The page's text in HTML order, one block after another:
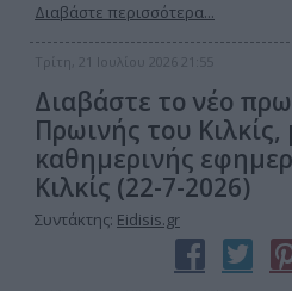
Διαβάστε περισσότερα...
Τρίτη, 21 Ιουλίου 2026 21:55
Διαβάστε το νέο
Πρωινής του Κιλκίς,
καθημερινής
Κιλκίς (22-7-2026)
Συντάκτης: Eidisis.gr